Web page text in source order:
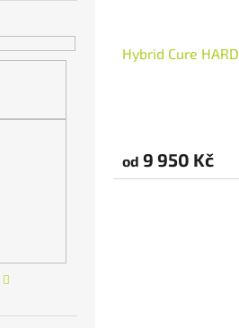
Hybrid Cure HARD
od 9 950 Kč